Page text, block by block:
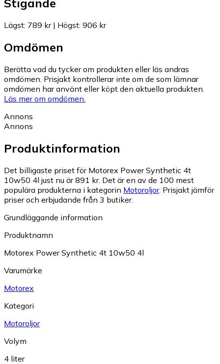
Stigande
Lägst: 789 kr| Högst: 906 kr
Omdömen
Berätta vad du tycker om produkten eller läs andras
omdömen. Prisjakt kontrollerar inte om de som lämnar
omdömen har använt eller köpt den aktuella produkten.
Läs mer om omdömen.
Annons
Annons
Produktinformation
Det billigaste priset för Motorex Power Synthetic 4t
10w50 4l just nu är 891 kr. Det är en av de 100 mest
populära produkterna i kategorin Motoroljor. Prisjakt jämför
priser och erbjudande från 3 butiker.
Grundläggande information
Produktnamn
Motorex Power Synthetic 4t 10w50 4l
Varumärke
Motorex
Kategori
Motoroljor
Volym
4 liter